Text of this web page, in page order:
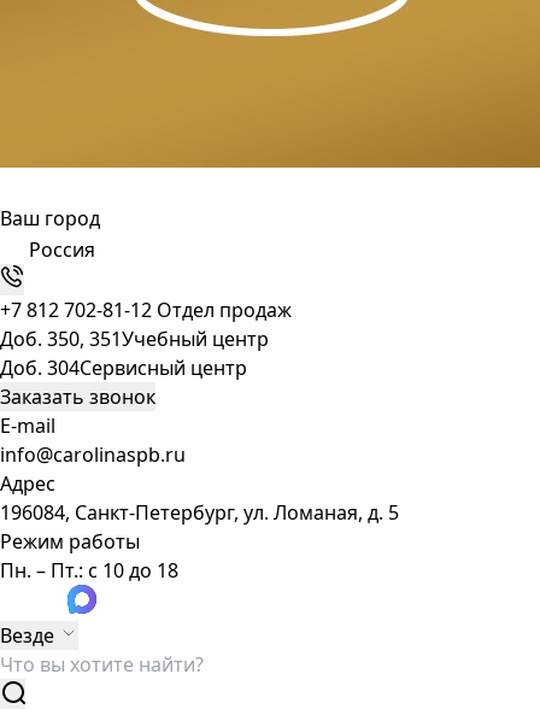
Ваш город
Россия
+7 812 702-81-12 Отдел продаж
Доб. 350, 351Учебный центр
Доб. 304Сервисный центр
Заказать звонок
E-mail
info@carolinaspb.ru
Адрес
196084, Санкт-Петербург, ул. Ломаная, д. 5
Режим работы
Пн. – Пт.: с 10 до 18
Везде